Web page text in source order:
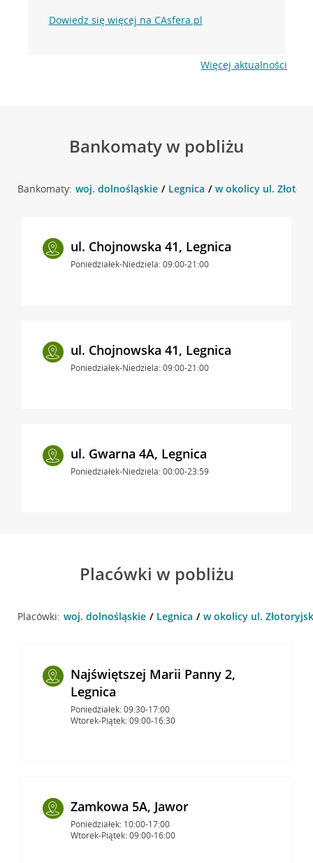
Dowiedz się więcej na CAsfera.pl
Więcej aktualności
Bankomaty w pobliżu
Bankomaty: woj. dolnośląskie Legnica w okolicy ul.
ul. Chojnowska 41, Legnica
Poniedziałek-Niedziela: 09:00-21:00
ul. Chojnowska 41, Legnica
Poniedziałek-Niedziela: 09:00-21:00
ul. Gwarna 4A, Legnica
Poniedziałek-Niedziela: 00:00-23:59
Placówki w pobliżu
Placówki: woj. dolnośląskie Legnica w okolicy ul.
Najświętszej Marii Panny 2,
Legnica
Poniedziałek: 09:30-17:00
Wtorek-Piątek: 09:00-16:30
Zamkowa 5A, Jawor
Poniedziałek: 10:00-17:00
Wtorek-Piątek: 09:00-16:00